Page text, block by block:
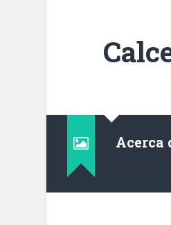
Acerca